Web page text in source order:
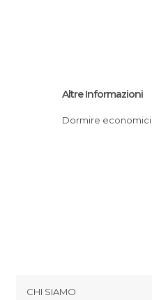
Altre Informazioni
Dormire economici
CHI SIAMO